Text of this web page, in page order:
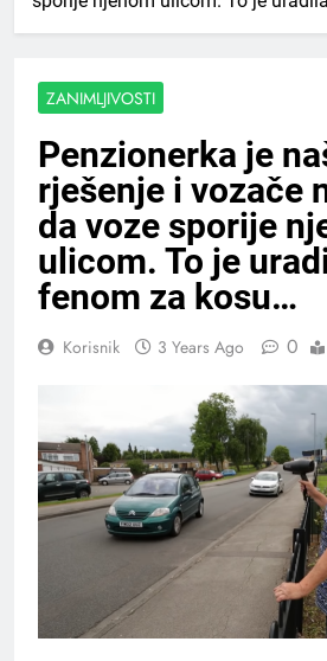
ZANIMLJIVOSTI
Penzionerka je
rješenje i vozače
da voze sporije
ulicom. To je
fenom za kosu…
Korisnik 3 Years Ago 0